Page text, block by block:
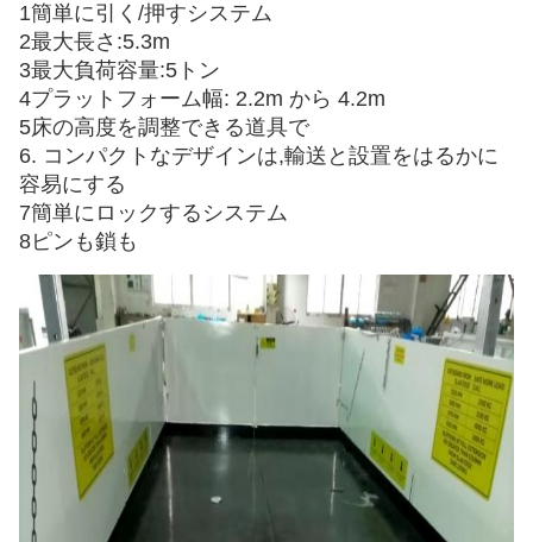
1簡単に引く/押すシステム
2最大長さ:5.3m
3最大負荷容量:5トン
4プラットフォーム幅: 2.2m から 4.2m
5床の高度を調整できる道具で
6. コンパクトなデザインは,輸送と設置をはるかに
容易にする
7簡単にロックするシステム
8ピンも鎖も